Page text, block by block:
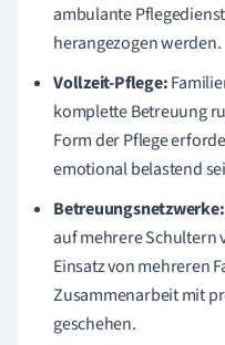
ambulante
herangezogen werden.
Vollzeit-Pflege:
komplette Betreuung
Form der Pflege
emotional belastend
Betreuungsnetzwerke:
auf mehrere Schultern
Einsatz von mehreren
Zusammenarbeit mit
geschehen.